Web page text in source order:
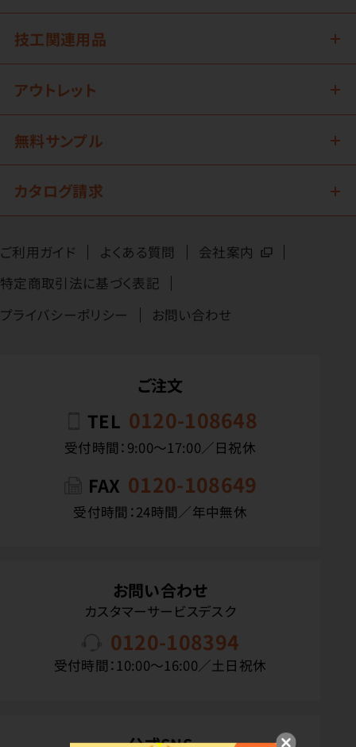
技工関連用品
アウトレット
無料サンプル
カタログ請求
ご利用ガイド よくある質問
会社案内
特定商取引法に基づく表記
プライバシーポリシー
お問い合わせ
ご注文
TEL 0120-108648
受付時間：9:00〜17:00／日祝休
FAX 0120-108649
受付時間：24時間／年中無休
お問い合わせ
カスタマーサービスデスク
0120-108394
受付時間：10:00〜16:00／土日祝休